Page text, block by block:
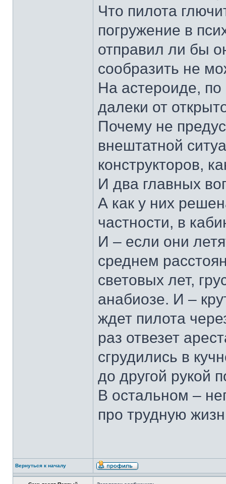
Что пилота
погружение в
отправил ли бы
сообразить не
На астероиде, по
далеки от
Почему не
внештатной
конструкторов,
И два главных
А как у них
частности, в
И – если они
среднем
световых лет,
анабиозе. И –
ждет пилота
раз отвезет
сгрудились в
до другой рукой
В остальном –
про трудную
Вернуться к началу